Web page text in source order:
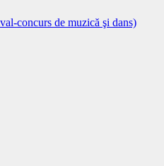
concurs de muzică şi dans)